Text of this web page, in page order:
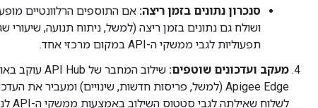
סנכרון נתונים בזמן ריצה:
תפעוליות לגבי ממשקי ה-API במקום מרכזי אחד.
מעקב ועדכונים שוטפים: